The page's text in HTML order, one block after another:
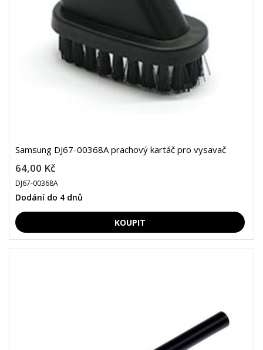
Samsung DJ67-00368A prachový kartáč pro vysavač
64,00 Kč
DJ67-00368A
Dodání do 4 dnů